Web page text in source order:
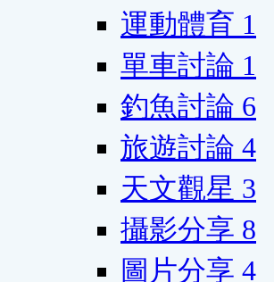
運動體育 1
單車討論 1
釣魚討論 6
旅遊討論 4
天文觀星 3
攝影分享 8
圖片分享 4